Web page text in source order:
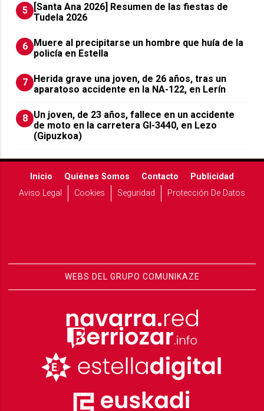
5
[Santa Ana 2026] Resumen de las fiestas de
Tudela 2026
6 Muere al precipitarse un hombre que huía de la
policía en Estella
7 Herida grave una joven, de 26 años, tras un
aparatoso accidente en la NA-122, en Lerín
8 Un joven, de 23 años, fallece en un accidente
de moto en la carretera GI-3440, en Lezo
(Gipuzkoa)
Inicio Quiénes Somos Contacto
Publicidad
Aviso Legal
Cookies Seguridad Protección De Datos
WEBS DEL GRUPO COMUNIKAZE